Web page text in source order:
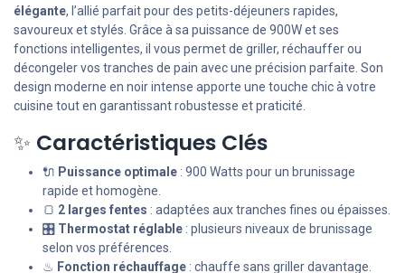
élégante, l’allié parfait pour des petits-déjeuners rapides,
savoureux et stylés. Grâce à sa puissance de 900W et ses
fonctions intelligentes, il vous permet de griller, réchauffer ou
décongeler vos tranches de pain avec une précision parfaite. Son
design moderne en noir intense apporte une touche chic à votre
cuisine tout en garantissant robustesse et praticité.
✨ Caractéristiques Clés
🔌 Puissance optimale : 900 Watts pour un brunissage
rapide et homogène.
🍞 2 larges fentes : adaptées aux tranches fines ou épaisses.
🎛 Thermostat réglable : plusieurs niveaux de brunissage
selon vos préférences.
♨ Fonction réchauffage : chauffe sans griller davantage.